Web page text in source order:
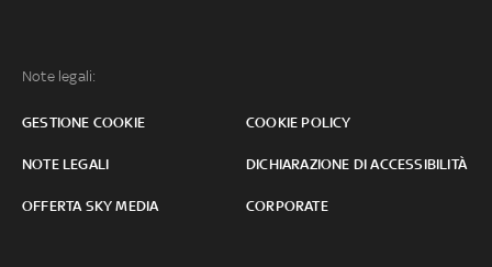
Note legali:
GESTIONE COOKIE COOKIE POLICY
NOTE LEGALI DICHIARAZIONE DI ACCESSIBILITÀ
OFFERTA SKY MEDIA CORPORATE